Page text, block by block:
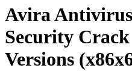
Avira
Security
Versions